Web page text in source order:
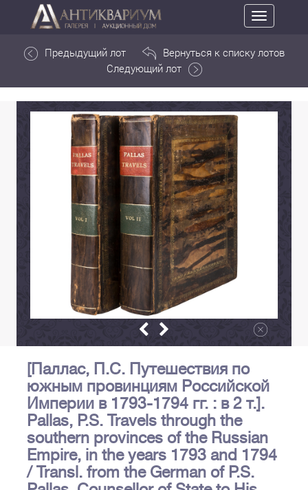
Toggle
navigation
Предыдущий лот
Вернуться к списку лотов
Следующий лот
[Паллас, П.С. Путешествия по
южным провинциям Российской
Империи в 1793-1794 гг. : в 2 т.].
Pallas, P.S. Travels through the
southern provinces of the Russian
Empire, in the years 1793 and 1794
/ Transl. from the German of P.S.